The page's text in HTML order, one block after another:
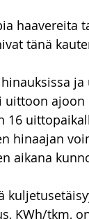
haavereita
tänä
uittoon
16
hinaajan
aikana
KWh/tkm,